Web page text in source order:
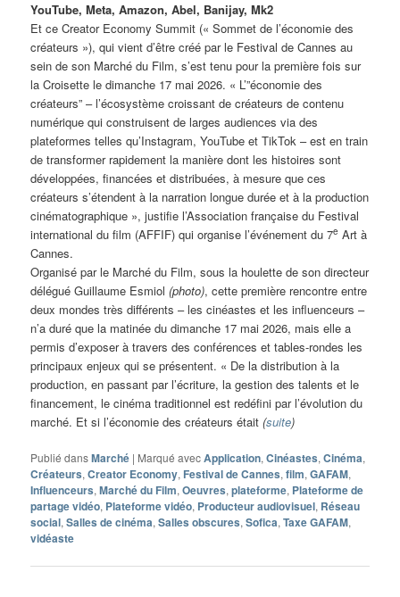
YouTube, Meta, Amazon, Abel, Banijay, Mk2
Et ce Creator Economy Summit (« Sommet de l’économie des
créateurs »), qui vient d’être créé par le Festival de Cannes au
sein de son Marché du Film, s’est tenu pour la première fois sur
la Croisette le dimanche 17 mai 2026. « L’”économie des
créateurs” – l’écosystème croissant de créateurs de contenu
numérique qui construisent de larges audiences via des
plateformes telles qu’Instagram, YouTube et TikTok – est en train
de transformer rapidement la manière dont les histoires sont
développées, financées et distribuées, à mesure que ces
créateurs s’étendent à la narration longue durée et à la production
cinématographique », justifie l’Association française du Festival
international du film (AFFIF) qui organise l’événement du 7e Art à
Cannes.
Organisé par le Marché du Film, sous la houlette de son directeur
délégué Guillaume Esmiol(photo), cette première rencontre entre
deux mondes très différents – les cinéastes et les influenceurs –
n’a duré que la matinée du dimanche 17 mai 2026, mais elle a
permis d’exposer à travers des conférences et tables-rondes les
principaux enjeux qui se présentent. « De la distribution à la
production, en passant par l’écriture, la gestion des talents et le
financement, le cinéma traditionnel est redéfini par l’évolution du
marché. Et si l’économie des créateurs était(suite)
Publié dansMarché | Marqué avecApplication,Cinéastes,Cinéma,
Créateurs,Creator Economy, Festival de Cannes,film,GAFAM,
Influenceurs,Marché du Film,Oeuvres,plateforme, Plateforme de
partage vidéo, Plateforme vidéo, Producteur audiovisuel, Réseau
social,Salles de cinéma,Salles obscures,Sofica,Taxe GAFAM,
vidéaste